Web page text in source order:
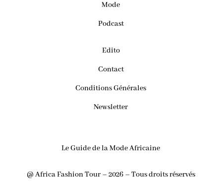
Mode
Podcast
Edito
Contact
Conditions Générales
Newsletter
Le Guide de la Mode Africaine
@ Africa Fashion Tour – 2026 – Tous droits réservés